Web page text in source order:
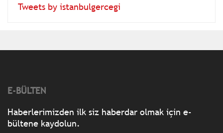
Tweets by istanbulgercegi
E-BÜLTEN
Haberlerimizden ilk siz haberdar olmak için e-
bültene kaydolun.